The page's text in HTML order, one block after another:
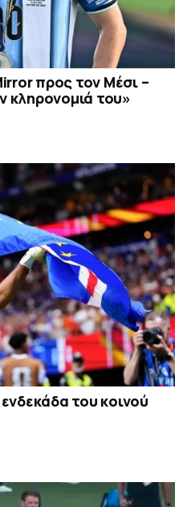
προς τον Μέσι –
κληρονομιά του»
του κοινού